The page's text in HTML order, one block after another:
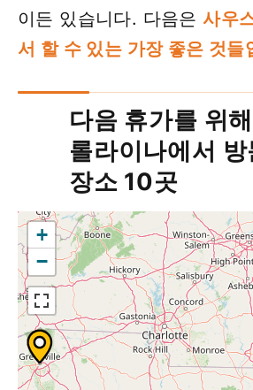
이든 있습니다. 다음은 사우
서 할 수 있는 가장 좋은 것들
다음 휴가를 위
롤라이나에서
장소 10곳
+
−